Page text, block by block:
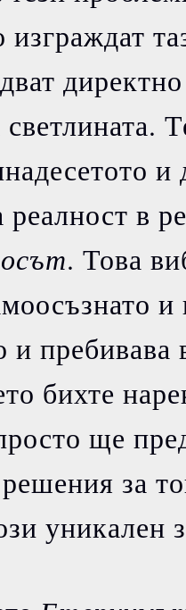
изграждат
и
в
. Това
и
и пребивава
бихте
ще
за
уникален